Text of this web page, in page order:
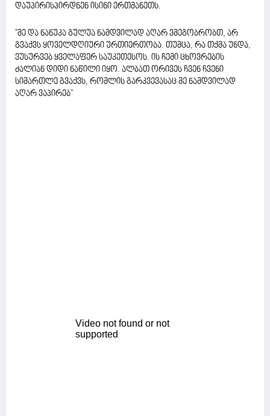
დაუპირისპირდნენ ისინი ერთმანეთს.
''მე და ნანუკა გულუა ნამდვილად აღარ ვმეგობრობთ, არ
გვაქვს ყოველდღიური ურთიერთობა. თუმცა, რა თქმა უნდა,
ვუსურვებ ყველაფერ საუკეთესოს. ის ჩემი ცხოვრების
ძალიან დიდი ნაწილი იყო. ალბათ ორივეს ჩვენ ჩვენი
სიმართლე გვაქვს, რომლის გარკვევასაც მე ნამდვილად
აღარ ვაპირებ''